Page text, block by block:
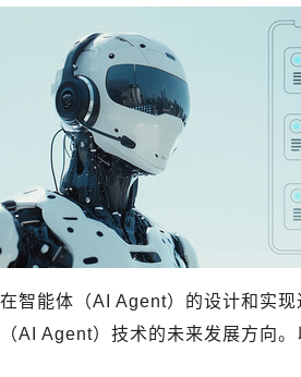
在智能体（AI Agent）的设计和实
（AI Agent）技术的未来发展方向